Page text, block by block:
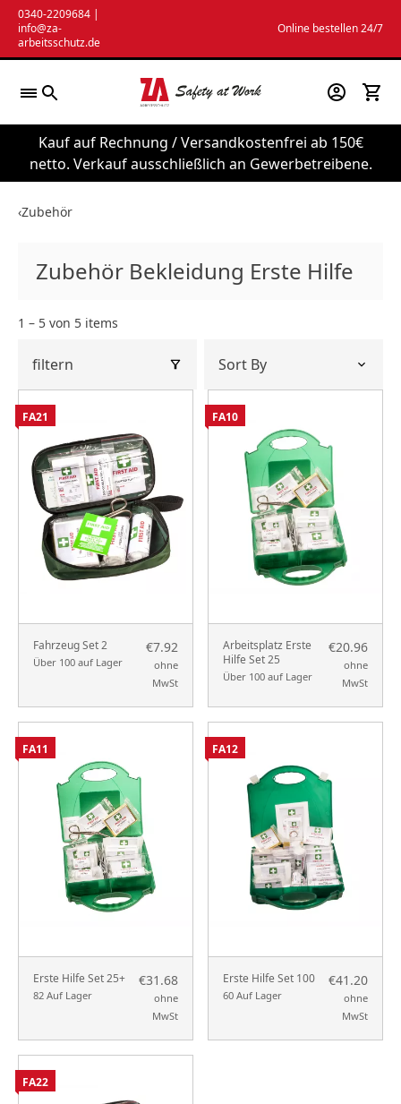
Zum
Inhalt
springen
0340-2209684 |
info@za-
arbeitsschutz.de
Online bestellen 24/7
Kauf auf Rechnung / Versandkostenfrei ab 150€
netto. Verkauf ausschließlich an Gewerbetreibene.
‹Zubehör
Zubehör Bekleidung Erste Hilfe
1 – 5 von 5 items
filtern
Fahrzeug Set 2
Über 100 auf Lager
€7.92
ohne
MwSt
FA21
Arbeitsplatz Erste
Hilfe Set 25
Über 100 auf Lager
€20.96
ohne
MwSt
FA10
Erste Hilfe Set 25+
82 Auf Lager
€31.68
ohne
MwSt
FA11
Erste Hilfe Set 100
60 Auf Lager
€41.20
ohne
MwSt
FA12
FA22